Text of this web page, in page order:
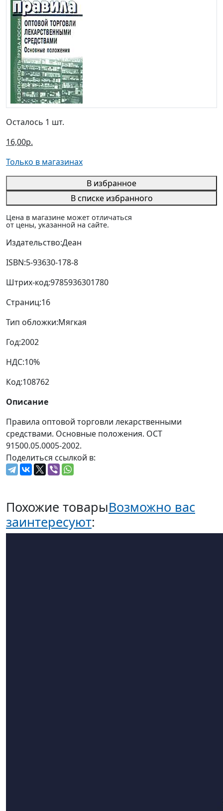
Осталось 1 шт.
16,00р.
Только в магазинах
В избранное
В списке избранного
Цена в магазине может отличаться
от цены, указанной на сайте.
Издательство:Деан
ISBN:5-93630-178-8
Штрих-код:9785936301780
Страниц:16
Тип обложки:Мягкая
Год:2002
НДС:10%
Код:108762
Описание
Правила оптовой торговли лекарственными
средствами. Основные положения. ОСТ
91500.05.0005-2002.
Поделиться ссылкой в:
Похожие товарыВозможно вас
заинтересуют: